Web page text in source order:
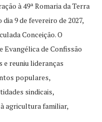
à 49ª Romaria da Terra
9 de fevereiro de 2027,
Conceição. O
Evangélica de Confissão
e reuniu lideranças
populares,
sindicais,
agricultura familiar,